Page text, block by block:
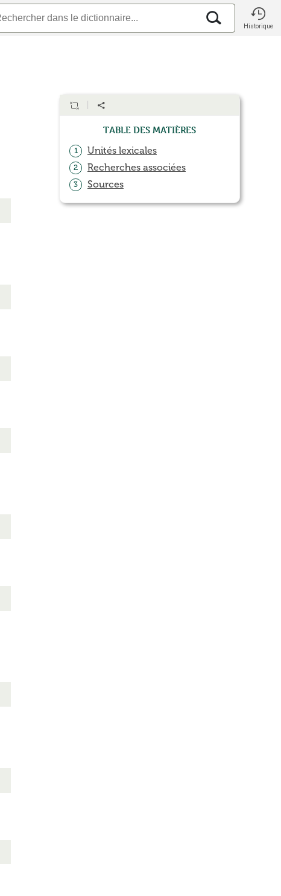
Historique
Table des matières
1 Unités lexicales
2 Recherches associées
3 Sources